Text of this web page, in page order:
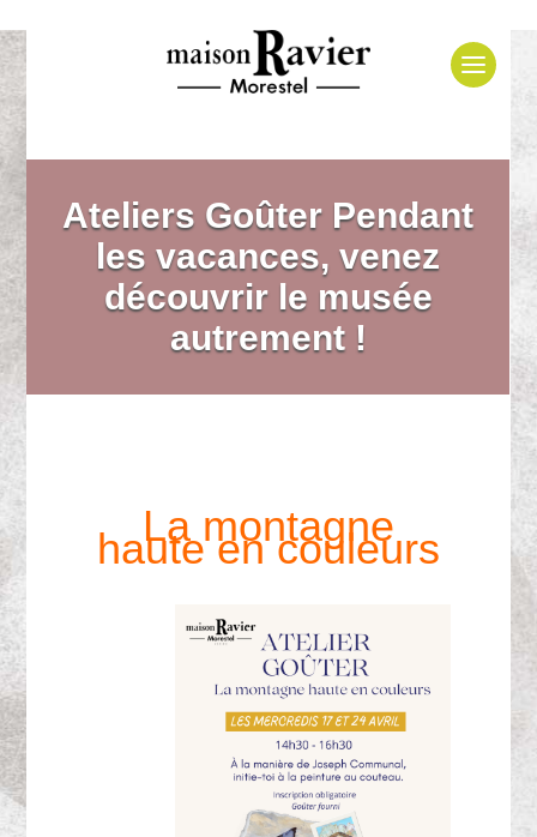
Ateliers Goûter Pendant
les vacances, venez
découvrir le musée
autrement !
La montagne
haute en couleurs